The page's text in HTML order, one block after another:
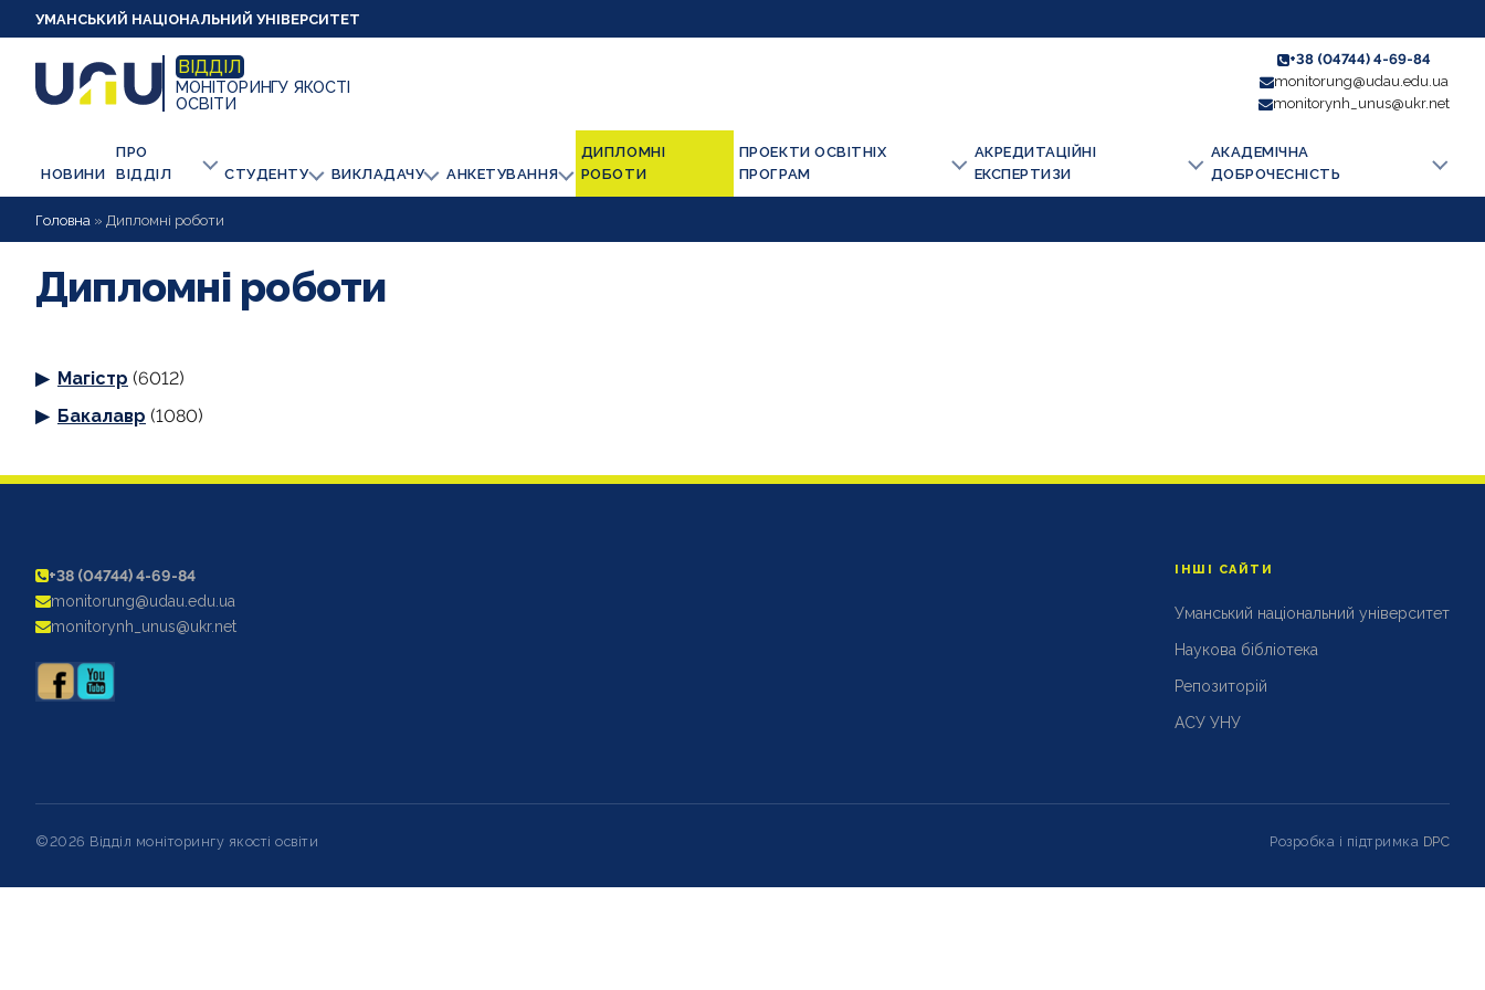
УМАНСЬКИЙ НАЦІОНАЛЬНИЙ УНІВЕРСИТЕТ
ВІДДІЛ
МОНІТОРИНГУ ЯКОСТІ
ОСВІТИ
+38 (04744) 4-69-84
monitorung@udau.edu.ua
monitorynh_unus@ukr.net
НОВИНИ
ПРО
ВІДДІЛ
СТУДЕНТУ ВИКЛАДАЧУ АНКЕТУВАННЯ
ДИПЛОМНІ
РОБОТИ
ПРОЕКТИ ОСВІТНІХ
ПРОГРАМ
АКРЕДИТАЦІЙНІ
ЕКСПЕРТИЗИ
АКАДЕМІЧНА
ДОБРОЧЕСНІСТЬ
Головна » Дипломні роботи
Дипломні роботи
Магістр (6012)
Бакалавр (1080)
+38 (04744) 4-69-84
monitorung@udau.edu.ua
monitorynh_unus@ukr.net
ІНШІ САЙТИ
Уманський національний університет
Наукова бібліотека
Репозиторій
АСУ УНУ
©2026 Відділ моніторингу якості освіти Розробка і підтримка DPC